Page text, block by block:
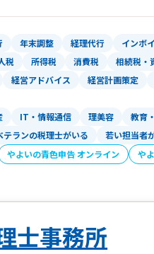
年末調整 経理代行 インボ
税 所得税 消費税 相続税・
経営アドバイス 経営計画策定
IT・情報通信 理美容 教育
テランの税理士がいる 若い担当者
やよいの青色申告 オンライン や
士事務所